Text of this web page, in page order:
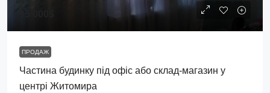
ПРОДАЖ
Частина будинку під офіс або склад-магазин у
центрі Житомира